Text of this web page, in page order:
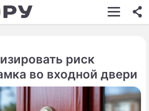
ШОУ-БИЗНЕС
КИНО
НЕДВИЖИМОСТЬ
ЗДОРОВЬЕ
риск
во входной двери